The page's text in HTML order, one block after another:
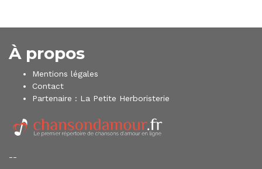
À propos
Mentions légales
Contact
Partenaire : La Petite Herboristerie
--